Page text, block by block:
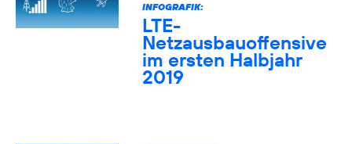
INFOGRAFIK:
LTE-
Netzausbauoffensive
im ersten Halbjahr
2019